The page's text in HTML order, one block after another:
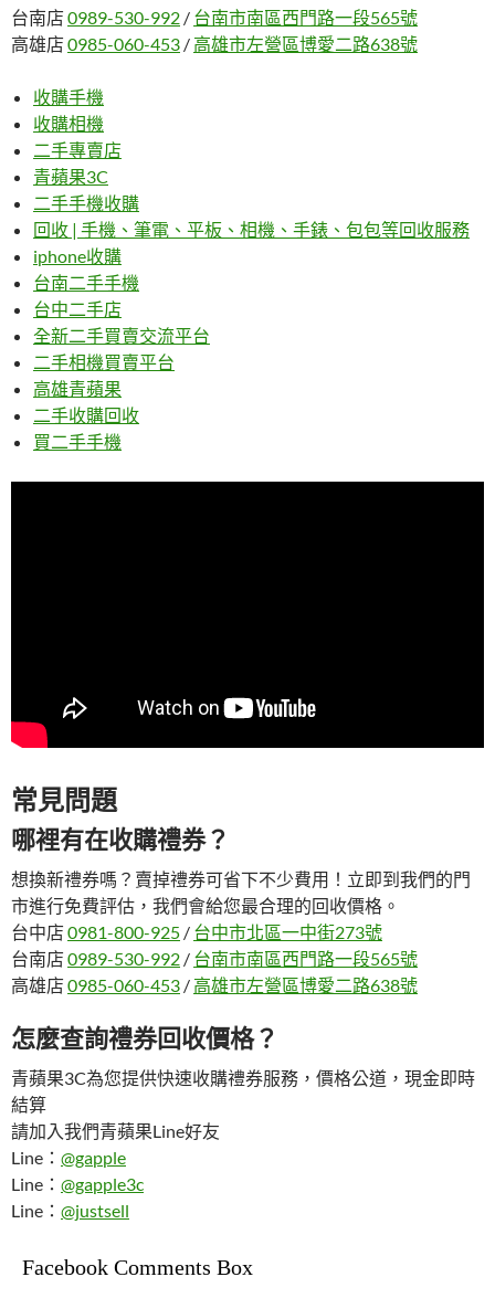
台南店 0989-530-992 / 台南市南區西門路一段565號
高雄店 0985-060-453 / 高雄市左營區博愛二路638號
收購手機
收購相機
二手專賣店
青蘋果3C
二手手機收購
回收 | 手機、筆電、平板、相機、手錶、包包等回收服務
iphone收購
台南二手手機
台中二手店
全新二手買賣交流平台
二手相機買賣平台
高雄青蘋果
二手收購回收
買二手手機
常見問題
哪裡有在收購禮券？
想換新禮券嗎？賣掉禮券可省下不少費用！立即到我們的門
市進行免費評估，我們會給您最合理的回收價格。
台中店 0981-800-925 / 台中市北區一中街273號
台南店 0989-530-992 / 台南市南區西門路一段565號
高雄店 0985-060-453 / 高雄市左營區博愛二路638號
怎麼查詢禮券回收價格？
青蘋果3C為您提供快速收購禮券服務，價格公道，現金即時
結算
請加入我們青蘋果Line好友
Line： @gapple
Line： @gapple3c
Line： @justsell
Facebook Comments Box